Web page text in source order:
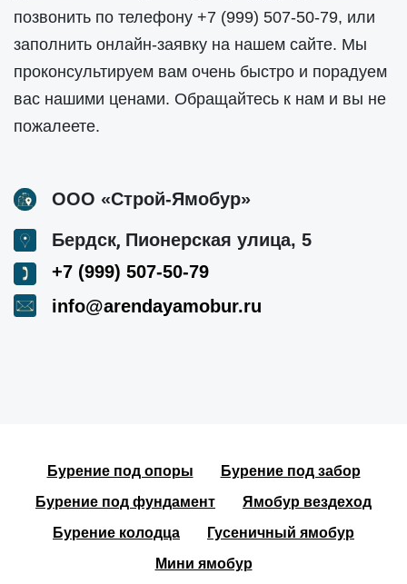
позвонить по телефону +7 (999) 507-50-79, или
заполнить онлайн-заявку на нашем сайте. Мы
проконсультируем вам очень быстро и порадуем
вас нашими ценами. Обращайтесь к нам и вы не
пожалеете.
ООО «Строй-Ямобур»
Бердск, Пионерская улица, 5
+7 (999) 507-50-79
info@arendayamobur.ru
Бурение под опоры
Бурение под забор
Бурение под фундамент
Ямобур вездеход
Бурение колодца
Гусеничный ямобур
Мини ямобур